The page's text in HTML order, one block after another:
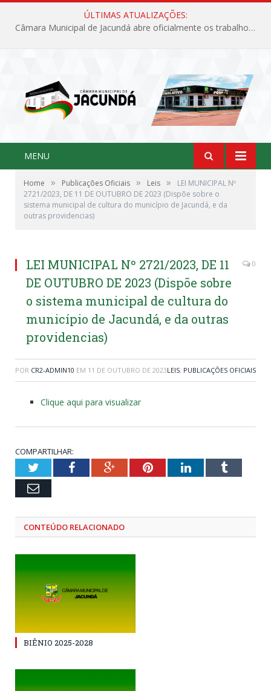
ÚLTIMAS ATUALIZAÇÕES:
Câmara Municipal de Jacundá abre oficialmente os trabalhos legislativos de 2026
MENU
Home » Publicações Oficiais » Leis »
LEI MUNICIPAL Nº
2721/2023, DE 11 DE OUTUBRO DE 2023 (Dispõe sobre o
sistema municipal de cultura do município de Jacundá, e da
outras providencias)
LEI MUNICIPAL Nº 2721/2023, DE 11
DE OUTUBRO DE 2023 (Dispõe sobre
o sistema municipal de cultura do
município de Jacundá, e da outras
providencias)
0
POR CR2-ADMIN10 EM 11 DE OUTUBRO DE 2023LEIS, PUBLICAÇÕES OFICIAIS
Clique aqui para visualizar
COMPARTILHAR:
TwitterFacebookGoogle+PinterestLinkedInTumblr
Email
CONTEÚDO RELACIONADO
BIÊNIO 2025-2028